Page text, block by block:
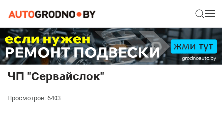
ЧП "Сервайслок"
Просмотров: 6403